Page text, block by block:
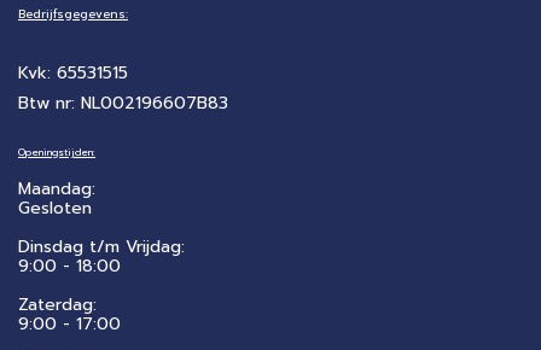
Bedrijfsgegevens:
Kvk: 65531515
Btw nr: NL002196607B83
Openingstijden:
Maandag:
Gesloten
Dinsdag t/m Vrijdag:
9:00 - 18:00
Zaterdag:
​9:00 - 17:00